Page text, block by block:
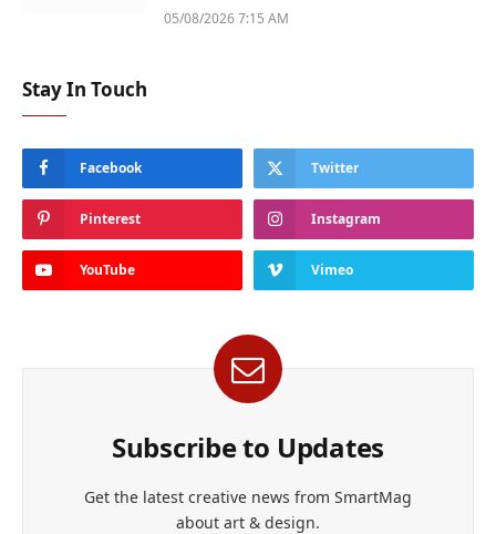
05/08/2026 7:15 AM
Stay In Touch
Facebook Twitter
Pinterest Instagram
YouTube Vimeo
Subscribe to Updates
Get the latest creative news from SmartMag
about art & design.